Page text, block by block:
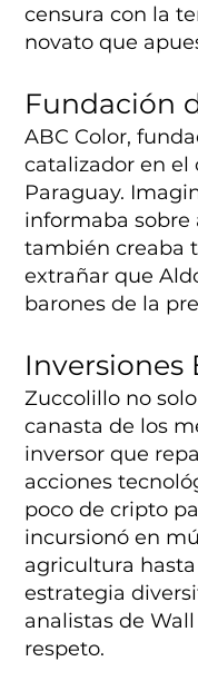
censura con la
novato que
Fundación
ABC Color,
catalizador en el
Paraguay.
informaba
también creaba
extrañar que
barones de la
Inversiones
Zuccolillo no
canasta de los
inversor que
acciones
poco de cripto
incursionó en
agricultura
estrategia
analistas de
respeto.